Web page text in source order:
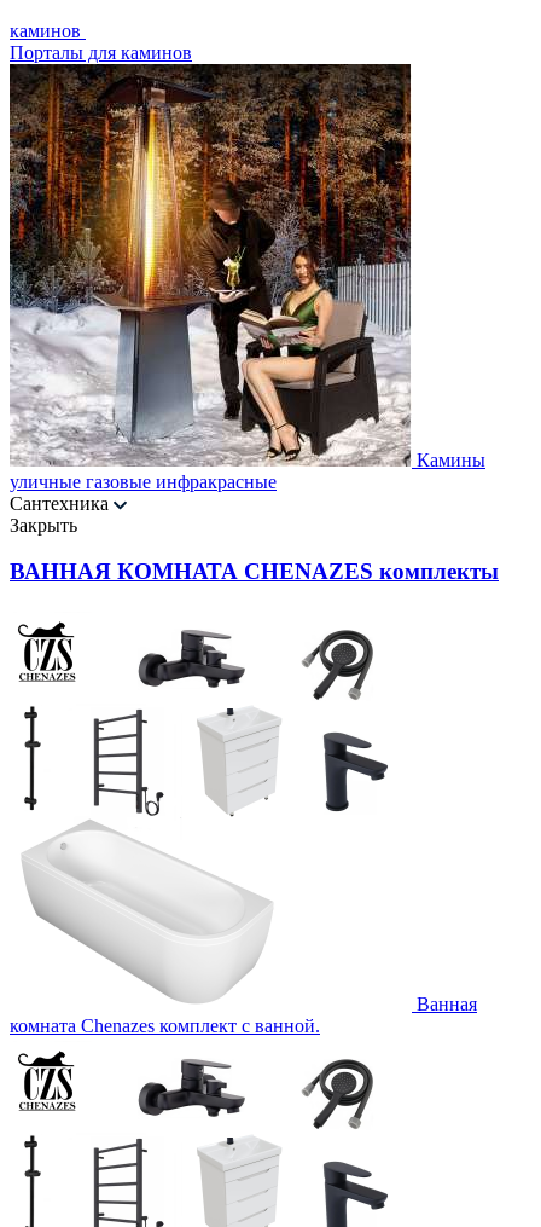
каминов
Порталы для каминов
Камины
уличные газовые инфракрасные
Сантехника
Закрыть
ВАННАЯ КОМНАТА CHENAZES комплекты
Ванная
комната Chenazes комплект с ванной.